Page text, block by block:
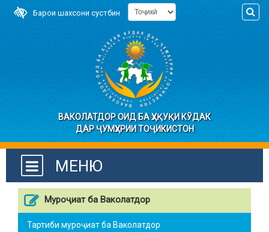
Барои шахсони сустбин
ВАКОЛАТДОР ОИД БА ҲУҚУҚИ КӮДАК
ДАР ҶУМҲУРИИ ТОҶИКИСТОН
МЕНЮ
Муроҷиат ба Ваколатдор
Тартиби муроҷиат ба Ваколатдор